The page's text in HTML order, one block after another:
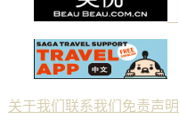
关于我们 联系我们 免责声明